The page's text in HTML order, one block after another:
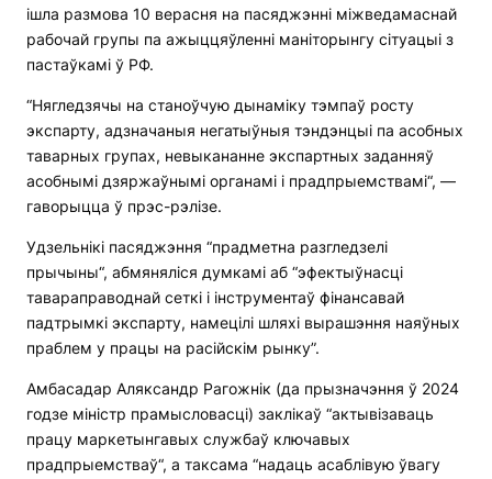
ішла размова 10 верасня на пасяджэнні міжведамаснай
рабочай групы па ажыццяўленні маніторынгу сітуацыі з
пастаўкамі ў РФ.
“Нягледзячы на станоўчую дынаміку тэмпаў росту
экспарту, адзначаныя негатыўныя тэндэнцыі па асобных
таварных групах, невыкананне экспартных заданняў
асобнымі дзяржаўнымі органамі і прадпрыемствамі“, —
гаворыцца ў прэс-рэлізе.
Удзельнікі пасяджэння “прадметна разгледзелі
прычыны“, абмяняліся думкамі аб “эфектыўнасці
тавараправоднай сеткі і інструментаў фінансавай
падтрымкі экспарту, намецілі шляхі вырашэння наяўных
праблем у працы на расійскім рынку”.
Амбасадар Аляксандр Рагожнік (да прызначэння ў 2024
годзе міністр прамысловасці) заклікаў “актывізаваць
працу маркетынгавых службаў ключавых
прадпрыемстваў“, а таксама “надаць асаблівую ўвагу